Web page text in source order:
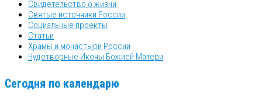
Свидетельство о жизни
Святые источники России
Социальные проекты
Статьи
Храмы и монастыри России
Чудотворные Иконы Божией Матери
Сегодня по календарю